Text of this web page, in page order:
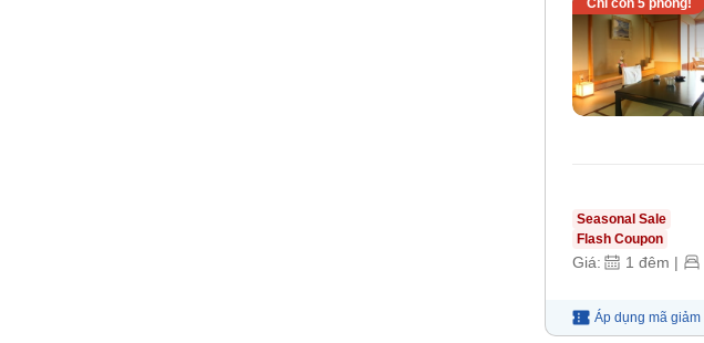
Chỉ còn 5phòng!
Seasonal Sale
Flash Coupon
Giá: 1 đêm |
Áp dụng mã giảm